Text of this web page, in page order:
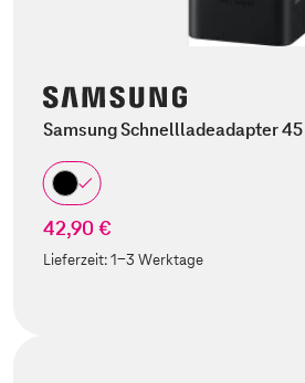
Samsung Schnellladeadapter
42,90 €
Lieferzeit:1-3 Werktage